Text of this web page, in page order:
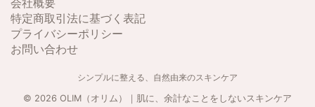
会社概要
特定商取引法に基づく表記
プライバシーポリシー
お問い合わせ
シンプルに整える、自然由来のスキンケア
© 2026 OLIM（オリム）｜肌に、余計なことをしないスキンケア